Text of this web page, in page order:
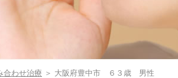
合わせ治療 ＞ 大阪府豊中市 ６３歳 男性